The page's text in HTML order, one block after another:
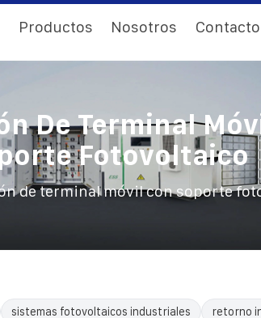
Productos Nosotros Contacto
De Terminal
Fotovoltaico
de terminal móvil con soporte
sistemas fotovoltaicos industriales
retorno